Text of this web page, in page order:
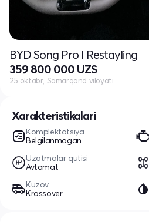
Xarakteristikalari
Komplektatsiya
Belgilanmagan
Uzatmalar qutisi
Avtomat
Kuzov
Krossover
BYD Song Pro I Restayling
359 800 000 UZS
25 oktabr, Samarqand viloyati